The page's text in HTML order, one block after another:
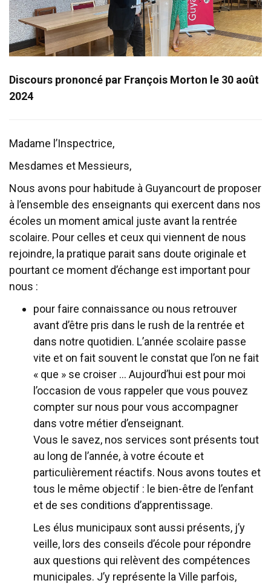
Discours prononcé par François Morton le 30 août
2024
Madame l’Inspectrice,
Mesdames et Messieurs,
Nous avons pour habitude à Guyancourt de proposer
à l’ensemble des enseignants qui exercent dans nos
écoles un moment amical juste avant la rentrée
scolaire. Pour celles et ceux qui viennent de nous
rejoindre, la pratique parait sans doute originale et
pourtant ce moment d’échange est important pour
nous :
pour faire connaissance ou nous retrouver
avant d’être pris dans le rush de la rentrée et
dans notre quotidien. L’année scolaire passe
vite et on fait souvent le constat que l’on ne fait
« que » se croiser … Aujourd’hui est pour moi
l’occasion de vous rappeler que vous pouvez
compter sur nous pour vous accompagner
dans votre métier d’enseignant.
Vous le savez, nos services sont présents tout
au long de l’année, à votre écoute et
particulièrement réactifs. Nous avons toutes et
tous le même objectif : le bien-être de l’enfant
et de ses conditions d’apprentissage.
Les élus municipaux sont aussi présents, j’y
veille, lors des conseils d’école pour répondre
aux questions qui relèvent des compétences
municipales. J’y représente la Ville parfois,